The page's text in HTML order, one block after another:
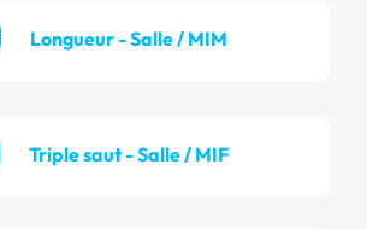
Longueur - Salle / MIM
Triple saut - Salle / MIF